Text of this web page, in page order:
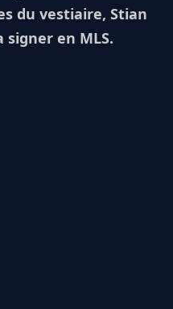
du vestiaire, Stian
signer en MLS.